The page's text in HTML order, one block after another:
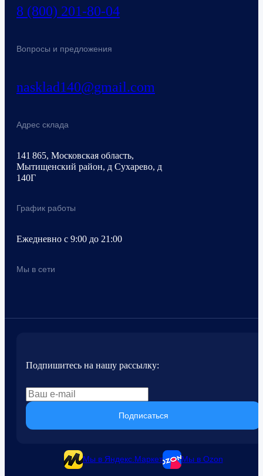
8 (800) 201-80-04
Вопросы и предложения
nasklad140@gmail.com
Адрес склада
141 865, Московская область,
Мытищенский район, д Сухарево, д
140Г
График работы
Ежедневно с 9:00 до 21:00
Мы в сети
Подпишитесь на нашу рассылку:
Подписаться
Мы в Яндекс.Маркет Мы в Ozon